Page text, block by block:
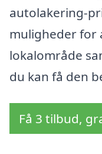
autolakering-
muligheder for
lokalområde
du kan få den
Få 3 tilbud,